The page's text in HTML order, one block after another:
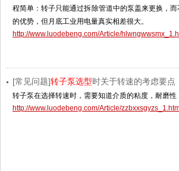
程简单：转子只能通过拆除管道中的泵盖来更换，
的优势，但月底工业用电量真实相差很大。
http://www.luodebeng.com/Article/
[常见问题]转子泵选型时关于转速的考虑要点
转子泵在选择转速时，需要知道介质的粘度，耐磨
http://www.luodebeng.com/Article/